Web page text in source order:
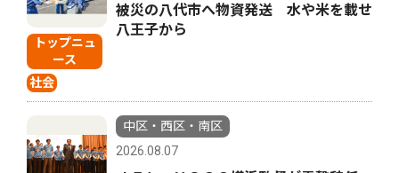
トップニュ
ース
社会
被災の八代市へ物資発送 水や米を載せ
八王子から
中区・西区・南区
2026.08.07